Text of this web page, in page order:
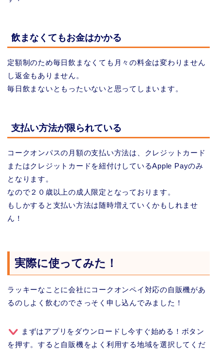
飲まなくてもお金はかかる
定額制のため毎日飲まなくても月々の料金は変わりません
し返金もありません。
毎日飲まないともったいないと思ってしまいます。
支払い方法が限られている
コークオンパスの月額の支払い方法は、クレジットカード
またはクレジットカードを紐付けしているApple Payのみ
となります。
なので２０歳以上の成人限定となっております。
もしかすると支払い方法は随時増えていくかもしれませ
ん！
実際に使ってみた！
ラッキーなことに会社にコークオンペイ対応の自販機があ
るのしよく飲むのでさっそく申し込んでみました！
まずはアプリをダウンロードし今すぐ始める！ボタン
を押す。すると自販機をよく利用する地域を選択してくだ